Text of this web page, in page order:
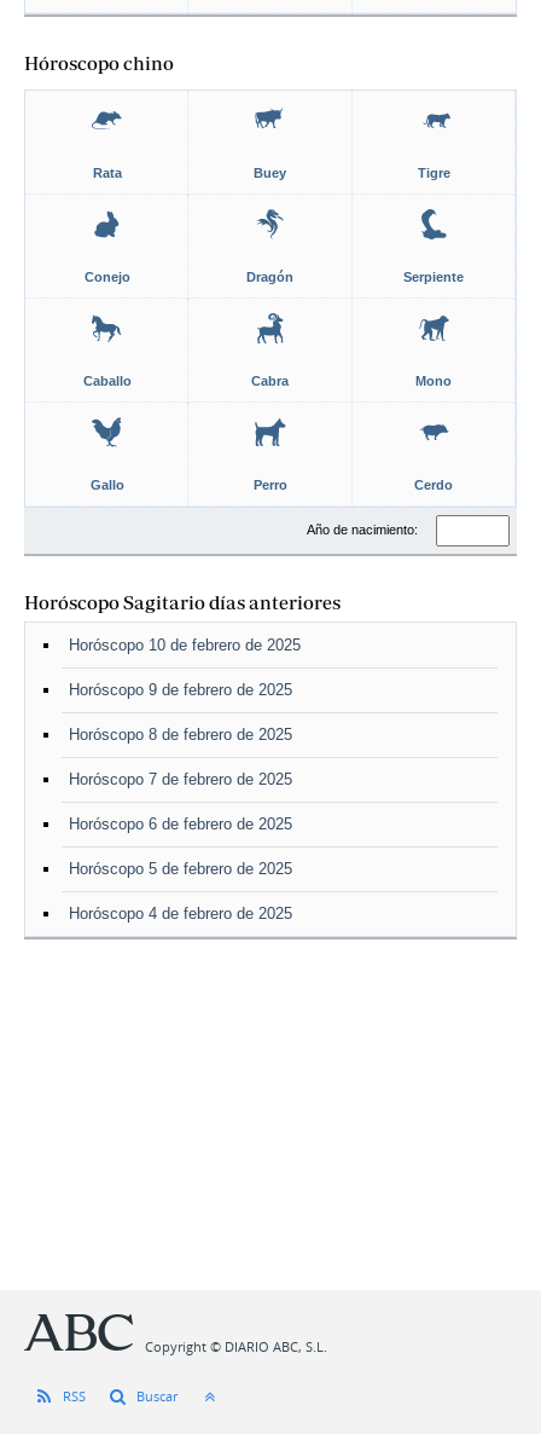
Hóroscopo chino
Rata Buey Tigre
Conejo Dragón Serpiente
Caballo Cabra Mono
Gallo Perro Cerdo
Año de nacimiento:
Horóscopo Sagitario días anteriores
Horóscopo 10 de febrero de 2025
Horóscopo 9 de febrero de 2025
Horóscopo 8 de febrero de 2025
Horóscopo 7 de febrero de 2025
Horóscopo 6 de febrero de 2025
Horóscopo 5 de febrero de 2025
Horóscopo 4 de febrero de 2025
Copyright © DIARIO ABC, S.L.
RSS Buscar